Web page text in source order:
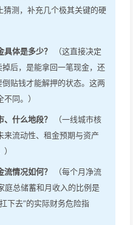
测，补充几个极其关键的硬
体是多少？
（这直接决定
后，是能拿回一笔现金，还
倒贴钱才能解押的状态。这两
同。）
什么地段？
（一线城市核
来流动性、租金预期与资产
情况如何？
（每个月净流
庭总储蓄和月收入的比例是
下去”的实际财务危险指